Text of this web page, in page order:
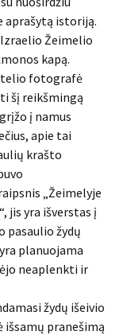
aprašytą istoriją.
Žeimelio
kapą.
fotografė
šį reikšmingą
į namus
apie tai
krašto
„Žeimelyje
jis yra išverstas į
pasaulio žydų
planuojama
neaplenkti ir
žydų išeivio
išsamų pranešimą